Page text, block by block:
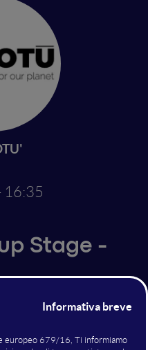
16:35
Stage -
dei millenials dal
e alle
che derivano dai